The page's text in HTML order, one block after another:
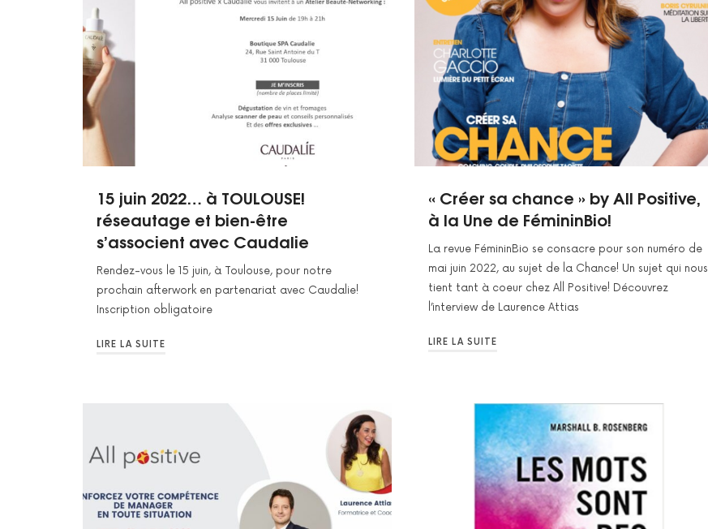
15 juin 2022… à TOULOUSE!
réseautage et bien-être
s’associent avec Caudalie
Rendez-vous le 15 juin, à Toulouse, pour notre
prochain afterwork en partenariat avec Caudalie!
Inscription obligatoire
LIRE LA SUITE
« Créer sa chance » by All Positive,
à la Une de FémininBio!
La revue FémininBio se consacre pour son numéro de
mai juin 2022, au sujet de la Chance! Un sujet qui nous
tient tant à coeur chez All Positive! Découvrez
l’interview de Laurence Attias
LIRE LA SUITE